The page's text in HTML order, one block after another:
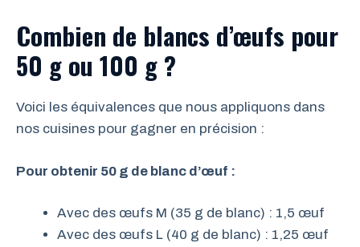
Combien de blancs d’œufs pour
50 g ou 100 g ?
Voici les équivalences que nous appliquons dans
nos cuisines pour gagner en précision :
Pour obtenir 50 g de blanc d’œuf :
Avec des œufs M (35 g de blanc) : 1,5 œuf
Avec des œufs L (40 g de blanc) : 1,25 œuf